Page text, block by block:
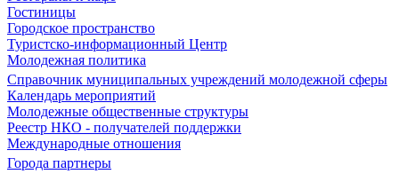
Гостиницы
Городское пространство
Туристско-информационный Центр
Молодежная политика
Справочник муниципальных учреждений молодежной сферы
Календарь мероприятий
Молодежные общественные структуры
Реестр НКО - получателей поддержки
Международные отношения
Города партнеры